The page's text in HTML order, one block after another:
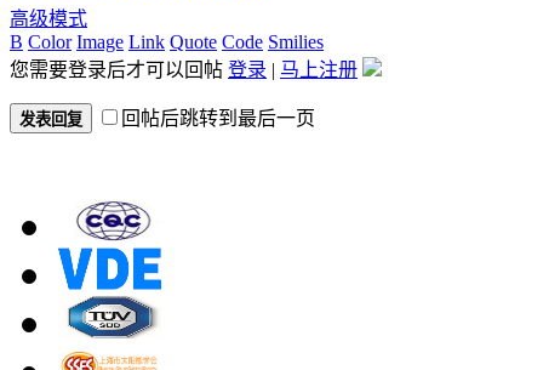
高级模式
B Color Image Link Quote Code Smilies
您需要登录后才可以回帖 登录 | 马上注册
发表回复 回帖后跳转到最后一页